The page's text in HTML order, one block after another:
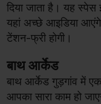
दिया जाता है। यह
यहां अच्छे आइडिया
टेंशन-फ्री होगी।
बाथ आर्केड
बाथ आर्केड गुड़गांव में
आपका सारा काम हो